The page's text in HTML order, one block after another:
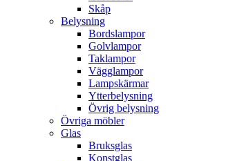
Skåp
Belysning
Bordslampor
Golvlampor
Taklampor
Vägglampor
Lampskärmar
Ytterbelysning
Övrig belysning
Övriga möbler
Glas
Bruksglas
Konstglas